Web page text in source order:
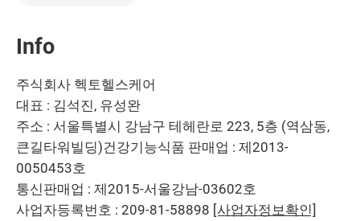
Info
주식회사 헥토헬스케어
대표 : 김석진, 유성완
주소 : 서울특별시 강남구 테헤란로 223, 5층 (역삼동,
큰길타워빌딩)건강기능식품 판매업 : 제2013-
0050453호
통신판매업 : 제2015-서울강남-03602호
사업자등록번호 : 209-81-58898 [사업자정보확인]